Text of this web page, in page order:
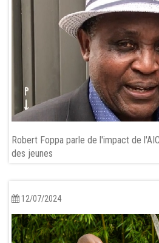
Robert Foppa parle de l'impact de
des jeunes
12/07/2024